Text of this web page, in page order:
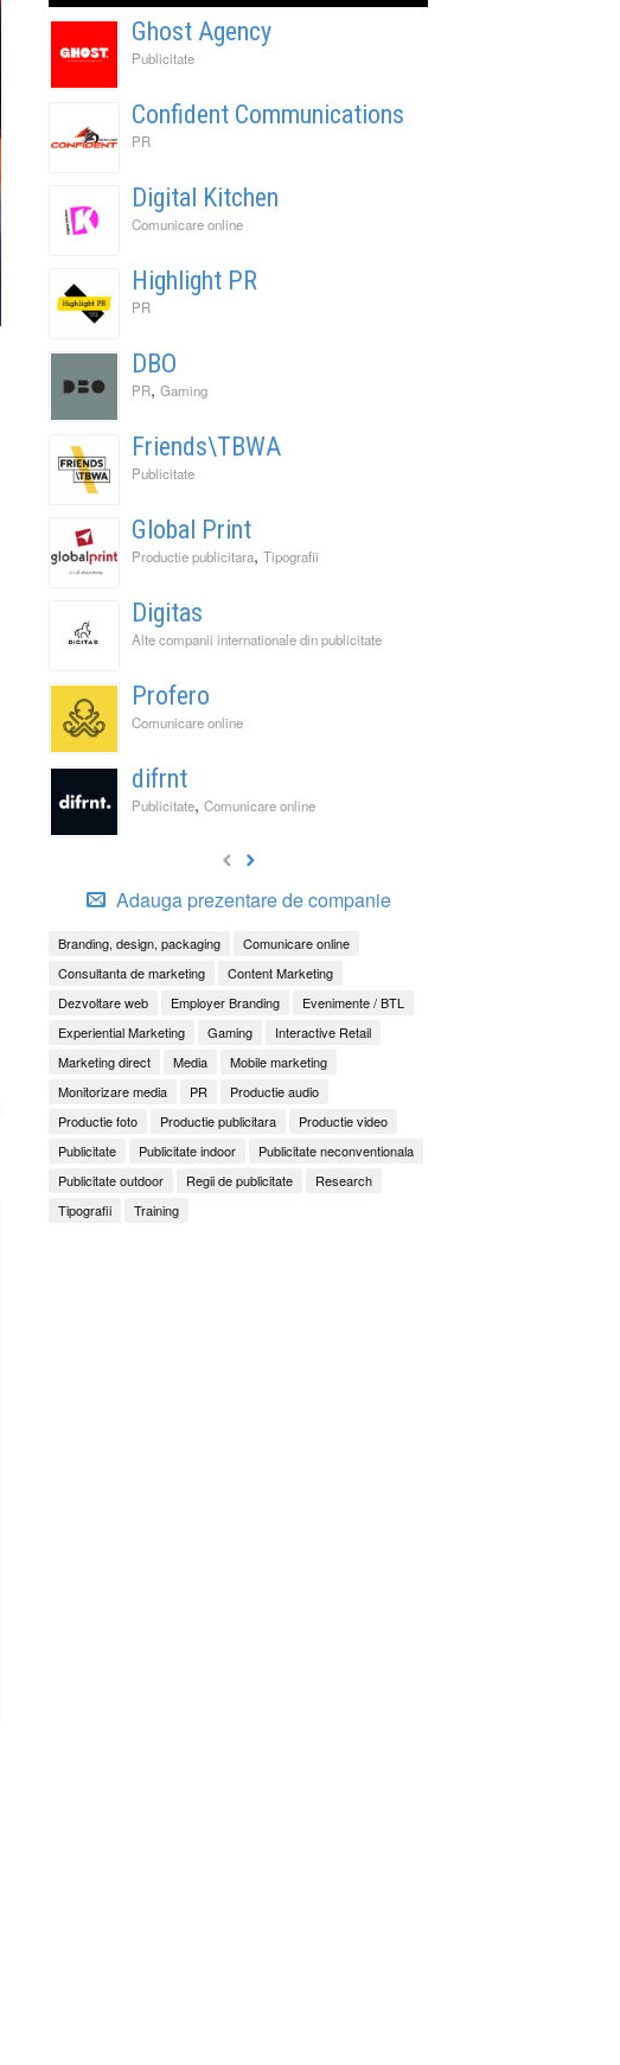
Ghost Agency
Publicitate
Confident Communications
PR
Digital Kitchen
Comunicare online
Highlight PR
PR
DBO
PR, Gaming
Friends\TBWA
Publicitate
Global Print
Productie publicitara, Tipografii
Digitas
Alte companii internationale din publicitate
Profero
Comunicare online
difrnt
Publicitate, Comunicare online
Adauga prezentare de companie
Branding, design, packaging
Comunicare online
Consultanta de marketing
Content Marketing
Dezvoltare web
Employer Branding
Evenimente / BTL
Experiential Marketing
Gaming
Interactive Retail
Marketing direct
Media
Mobile marketing
Monitorizare media
PR
Productie audio
Productie foto
Productie publicitara
Productie video
Publicitate
Publicitate indoor
Publicitate neconventionala
Publicitate outdoor
Regii de publicitate
Research
Tipografii
Training